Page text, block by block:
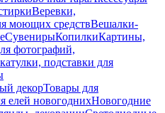
Веревки,
моющих средствВешалки-
СувенирыКопилкиКартины,
фотографий,
подставки для
декорТовары для
елей новогоднихНовогодние